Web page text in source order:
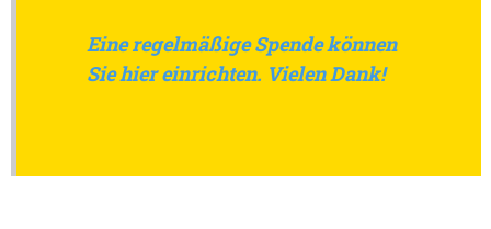
Eine regelmäßige Spende können
Sie hier einrichten. Vielen Dank!